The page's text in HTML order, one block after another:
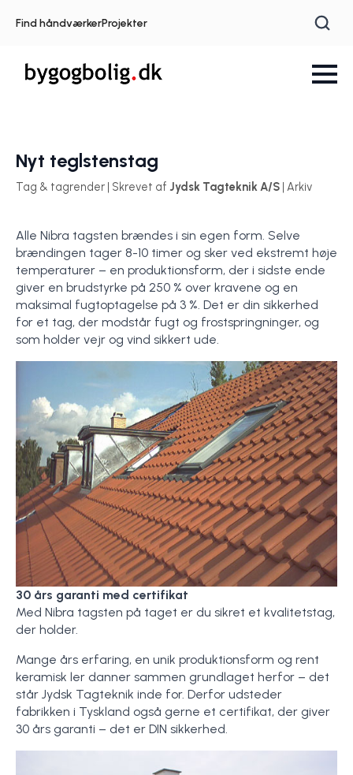
Find håndværkerProjekter
Nyt teglstenstag
Tag & tagrender | Skrevet af Jydsk Tagteknik A/S | Arkiv
Alle Nibra tagsten brændes i sin egen form. Selve
brændingen tager 8-10 timer og sker ved ekstremt høje
temperaturer – en produktionsform, der i sidste ende
giver en brudstyrke på 250 % over kravene og en
maksimal fugtoptagelse på 3 %. Det er din sikkerhed
for et tag, der modstår fugt og frostspringninger, og
som holder vejr og vind sikkert ude.
30 års garanti med certifikat
Med Nibra tagsten på taget er du sikret et kvalitetstag,
der holder.
Mange års erfaring, en unik produktionsform og rent
keramisk ler danner sammen grundlaget herfor – det
står Jydsk Tagteknik inde for. Derfor udsteder
fabrikken i Tyskland også gerne et certifikat, der giver
30 års garanti – det er DIN sikkerhed.